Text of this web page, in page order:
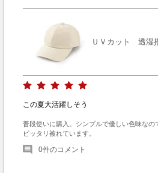
ＵＶカット 透湿
この夏大活躍しそう
普段使いに購入。シンプルで優しい色味な
ピッタリ被れています。
0件のコメント